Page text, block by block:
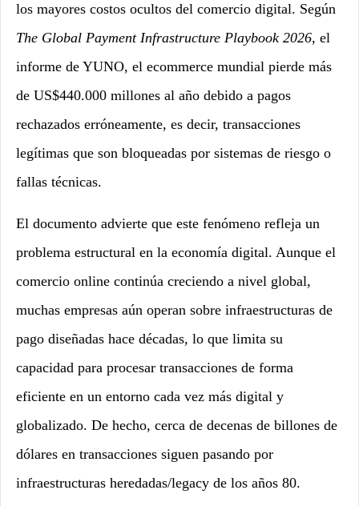
los mayores costos ocultos del comercio digital. Según
The Global Payment Infrastructure Playbook 2026, el
informe de YUNO, el ecommerce mundial pierde más
de US$440.000 millones al año debido a pagos
rechazados erróneamente, es decir, transacciones
legítimas que son bloqueadas por sistemas de riesgo o
fallas técnicas.
El documento advierte que este fenómeno refleja un
problema estructural en la economía digital. Aunque el
comercio online continúa creciendo a nivel global,
muchas empresas aún operan sobre infraestructuras de
pago diseñadas hace décadas, lo que limita su
capacidad para procesar transacciones de forma
eficiente en un entorno cada vez más digital y
globalizado. De hecho, cerca de decenas de billones de
dólares en transacciones siguen pasando por
infraestructuras heredadas/legacy de los años 80.